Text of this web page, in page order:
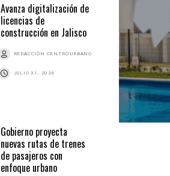
Avanza digitalización de
licencias de
construcción en Jalisco
REDACCIÓN CENTRO URBANO
JULIO 31, 2026
Gobierno proyecta
nuevas rutas de trenes
de pasajeros con
enfoque urbano
CONSTRUCCIÓN